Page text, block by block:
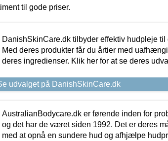
til gode priser.
DanishSkinCare.dk tilbyder effektiv hudpleje
Med deres produkter får du årtier med
deres ingredienser. Klik her for at se deres
udvalget på DanishSkinCare.dk
AustralianBodycare.dk er førende inden for
og det har de været siden 1992. Det er deres
med at opnå en sundere hud og afhjælpe